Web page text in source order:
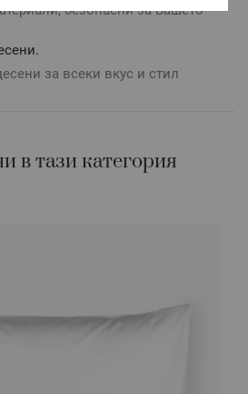
безопасни за Вашето
за всеки вкус и стил
в тази категория